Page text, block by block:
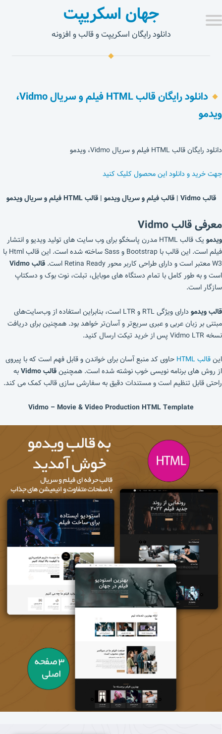
جهان اسکریپت
دانلود رایگان اسکریپت و قالب و افزونه
دانلود رایگان قالب HTML فیلم و سریال Vidmo،
ویدمو
دانلود رایگان قالب HTML فیلم و سریال Vidmo، ویدمو
جهت خرید و دانلود این محصول کلیک کنید
قالب Vidmo | قالب فیلم و سریال ویدمو | قالب HTML فیلم و سریال ویدمو
معرفی قالب Vidmo
ویدمو
یک قالب HTML مدرن پاسخگو برای وب سایت های تولید ویدیو و انتشار
فیلم است. این قالب با Bootstrap و Sass ساخته شده است. این قالب Html با
W3 معتبر است و دارای طراحی کاربر محور Retina Ready است.
قالب Vidmo
است و به طور کامل با تمام دستگاه های موبایل، تبلت، نوت بوک و دسکتاپ
سازگار است.
قالب ویدمو
دارای ویژگی RTL و LTR است، بنابراین استفاده از وب‌سایت‌های
مبتنی بر زبان عربی و عبری سریع‌تر و آسان‌تر خواهد بود. همچنین برای دریافت
نسخه Vidmo LTR پس از خرید تیکت ارسال کنید.
اینقالب HTML
حاوی کد منبع آسان برای خواندن و قابل فهم است که با پیروی
از روش های برنامه نویسی خوب نوشته شده است. همچنینقالب Vidmo
به
راحتی قابل تنظیم است و مستندات دقیق به سفارشی سازی قالب کمک می کند.
Vidmo – Movie & Video Production HTML Template